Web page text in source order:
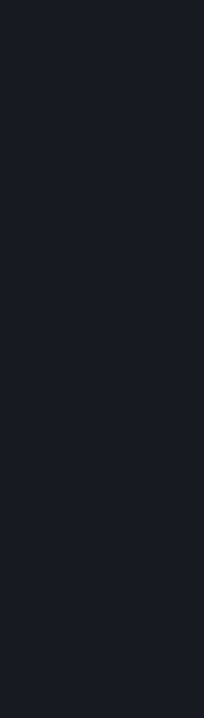
puedes solicitarlo
jurisdicciones, los
reembolso cuando el
Se te hará un
una semana tras su
Cartera de Steam o
utilizaste para hacer la
puede realizar un
inicial, se acreditará el
(Algunos de los
pueden no admitir el
Haz clic
Dónde se
La oferta de
desde la compra y con
se aplica a los juegos
la tienda de Steam.
los reembolsos con
(Contenido de la
Los DLC adquiridos en
durante catorce días
pertenecen se ha
adquisición del DLC, y
modificado o
Steam no podrá